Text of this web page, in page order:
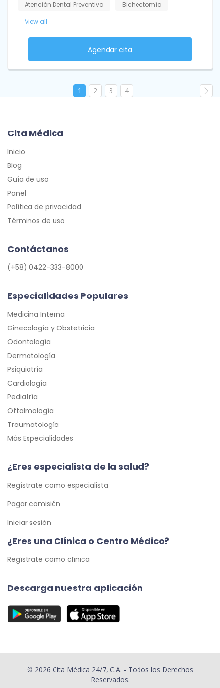
Atención Dental Preventiva
Bichectomía
View all
Agendar cita
1 2 3 4
Cita Médica
Inicio
Blog
Guía de uso
Panel
Política de privacidad
Términos de uso
Contáctanos
(+58) 0422-333-8000
Especialidades Populares
Medicina Interna
Ginecología y Obstetricia
Odontología
Dermatología
Psiquiatría
Cardiología
Pediatría
Oftalmología
Traumatología
Más Especialidades
¿Eres especialista de la salud?
Regístrate como especialista
Pagar comisión
Iniciar sesión
¿Eres una Clínica o Centro Médico?
Regístrate como clínica
Descarga nuestra aplicación
© 2026 Cita Médica 24/7, C.A. - Todos los Derechos
Reservados.